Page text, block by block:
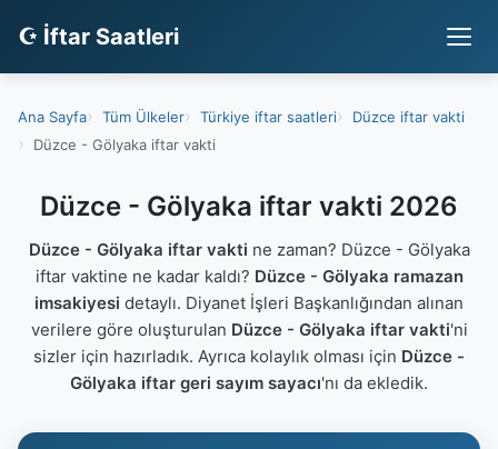
☪ İftar Saatleri
Ana Sayfa Tüm Ülkeler Türkiye iftar saatleri
Düzce iftar vakti
Düzce - Gölyaka iftar vakti
Düzce - Gölyaka iftar vakti 2026
Düzce - Gölyaka iftar vakti ne zaman? Düzce - Gölyaka
iftar vaktine ne kadar kaldı? Düzce - Gölyaka ramazan
imsakiyesi detaylı. Diyanet İşleri Başkanlığından alınan
verilere göre oluşturulan Düzce - Gölyaka iftar vakti'ni
sizler için hazırladık. Ayrıca kolaylık olması için Düzce -
Gölyaka iftar geri sayım sayacı'nı da ekledik.